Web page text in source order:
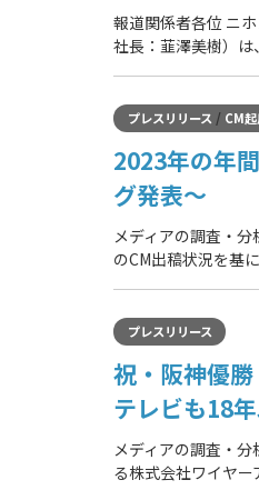
報道関係者各位 ニ
社長：韮澤美樹）
プレスリリース/ CM
2023年の年
グ発表～
メディアの調査・
のCM出稿状況を基
プレスリリース
祝・阪神優
テレビも18
メディアの調査・
る株式会社ワイヤ